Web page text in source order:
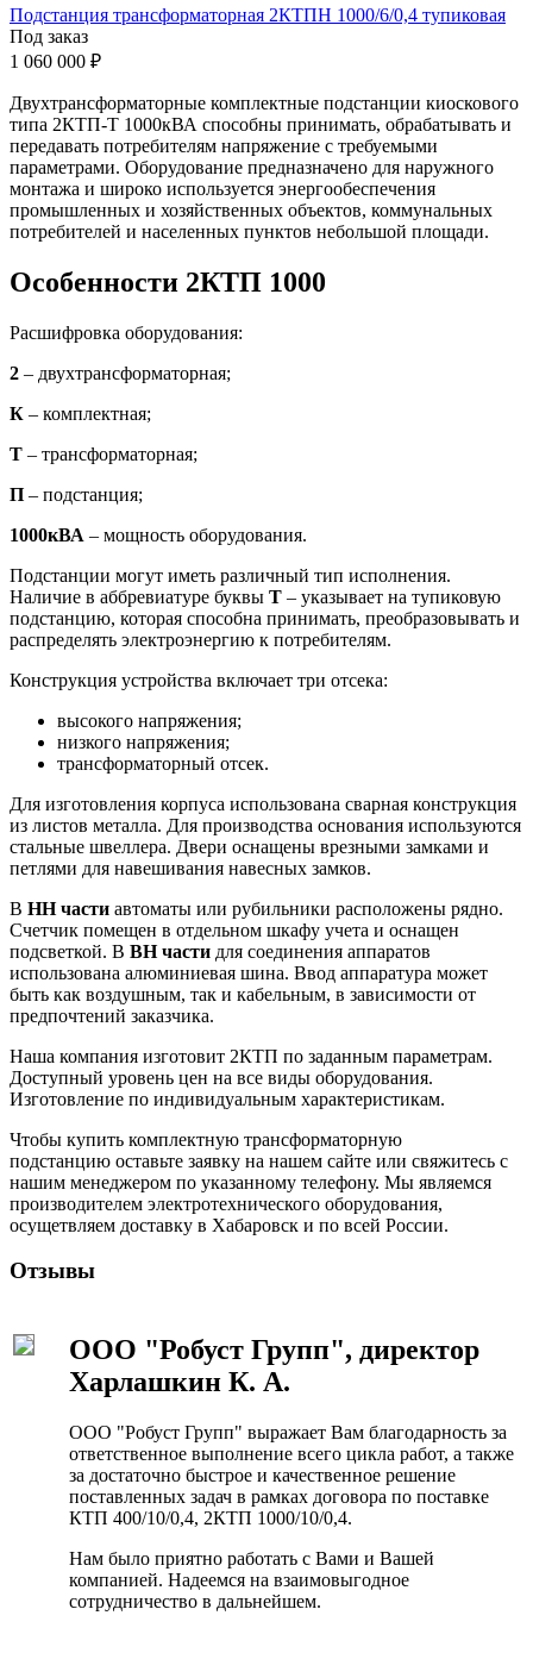
Подстанция трансформаторная 2КТПН 1000/6/0,4 тупиковая
Под заказ
1 060 000 ₽
Двухтрансформаторные комплектные подстанции киоскового
типа 2КТП-Т 1000кВА способны принимать, обрабатывать и
передавать потребителям напряжение с требуемыми
параметрами. Оборудование предназначено для наружного
монтажа и широко используется энергообеспечения
промышленных и хозяйственных объектов, коммунальных
потребителей и населенных пунктов небольшой площади.
Особенности 2КТП 1000
Расшифровка оборудования:
2 – двухтрансформаторная;
К – комплектная;
Т – трансформаторная;
П – подстанция;
1000кВА – мощность оборудования.
Подстанции могут иметь различный тип исполнения.
Наличие в аббревиатуре буквы Т – указывает на тупиковую
подстанцию, которая способна принимать, преобразовывать и
распределять электроэнергию к потребителям.
Конструкция устройства включает три отсека:
высокого напряжения;
низкого напряжения;
трансформаторный отсек.
Для изготовления корпуса использована сварная конструкция
из листов металла. Для производства основания используются
стальные швеллера. Двери оснащены врезными замками и
петлями для навешивания навесных замков.
В НН части автоматы или рубильники расположены рядно.
Счетчик помещен в отдельном шкафу учета и оснащен
подсветкой. В ВН части для соединения аппаратов
использована алюминиевая шина. Ввод аппаратура может
быть как воздушным, так и кабельным, в зависимости от
предпочтений заказчика.
Наша компания изготовит 2КТП по заданным параметрам.
Доступный уровень цен на все виды оборудования.
Изготовление по индивидуальным характеристикам.
Чтобы купить комплектную трансформаторную
подстанцию оставьте заявку на нашем сайте или свяжитесь с
нашим менеджером по указанному телефону. Мы являемся
производителем электротехнического оборудования,
осущетвляем доставку в Хабаровск и по всей России.
Отзывы
ООО "Робуст Групп", директор
Харлашкин К. А.
ООО "Робуст Групп" выражает Вам благодарность за
ответственное выполнение всего цикла работ, а также
за достаточно быстрое и качественное решение
поставленных задач в рамках договора по поставке
КТП 400/10/0,4, 2КТП 1000/10/0,4.
Нам было приятно работать с Вами и Вашей
компанией. Надеемся на взаимовыгодное
сотрудничество в дальнейшем.